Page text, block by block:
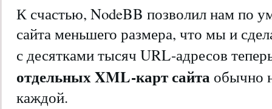
К счастью, NodeBB позволил нам по
сайта меньшего размера, что мы и
с десятками тысяч URL-адресов
отдельных XML-карт сайта обычно
каждой.